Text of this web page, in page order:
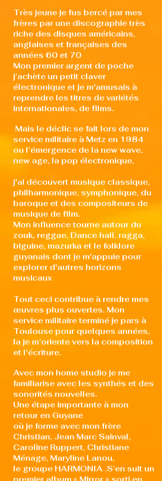
Très jeune je fus bercé par mes
frères par une discographie très
riche des disques américains,
anglaises et françaises des
années 60 et 70
Mon premier argent de poche
j’achète un petit claver
électronique et je m'amusais à
reprendre les titres de variétés
internationales, de films.
Mais le déclic se fait lors de mon
service militaire à Metz en 1984
ou l’émergence de la new wave,
new age, la pop électronique,
j'ai découvert musique classique,
philharmonique, symphonique, du
baroque et des compositeurs de
musique de film.
Mon influence tourne autour du
zouk, reggae, Dance hall, ragga,
biguine, mazurka et le folklore
guyanais dont je m'appuie pour
explorer d'autres horizons
musicaux
Tout ceci contribue à rendre mes
œuvres plus ouvertes. Mon
service militaire terminé je pars à
Toulouse pour quelques années,
la je m’oriente vers la composition
et l'écriture.
Avec mon home studio je me
familiarise avec les synthés et des
sonorités nouvelles.
Une étape importante à mon
retour en Guyane
où je forme avec mon frère
Christian, Jean Marc Sainval,
Caroline Ruppert, Christiane
Ménage, Maryline Lanou,
le groupe HARMONIA .S’en suit un